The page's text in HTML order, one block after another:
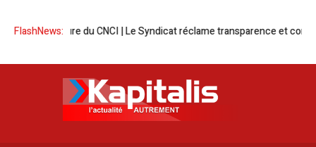
FlashNews:
la fermeture du CNCI | Le Syndicat réclame transparence et